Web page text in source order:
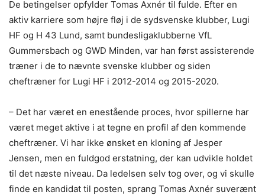
De betingelser opfylder Tomas Axnér til fulde. Efter en
aktiv karriere som højre fløj i de sydsvenske klubber, Lugi
HF og H 43 Lund, samt bundesligaklubberne VfL
Gummersbach og GWD Minden, var han først assisterende
træner i de to nævnte svenske klubber og siden
cheftræner for Lugi HF i 2012-2014 og 2015-2020.
– Det har været en enestående proces, hvor spillerne har
været meget aktive i at tegne en profil af den kommende
cheftræner. Vi har ikke ønsket en kloning af Jesper
Jensen, men en fuldgod erstatning, der kan udvikle holdet
til det næste niveau. Da ledelsen selv tog over, og vi skulle
finde en kandidat til posten, sprang Tomas Axnér suverænt